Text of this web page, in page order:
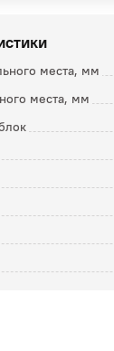
места, мм
места, мм